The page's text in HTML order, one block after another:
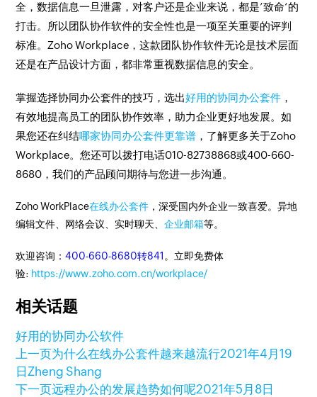
全，数据信息一旦泄露，对客户还是企业来说，都是’致命‘的
打击。所以团队协作软件的安全性也是一项至关重要的评判
标准。Zoho Workplace，这款团队协作软件无论是技术层面
还是在产品设计方面，都非常重视数据信息的安全。
掌握选择协同办公套件的技巧，选出好用的协同办公套件 ，
有效地提高员工的团队协作效率，助力企业更好地发展。如
果您还在纠结哪家协同办公套件更靠谱 ，了解更多关于Zoho
Workplace。您还可以拨打电话010-82738868或400-660-
8680，我们的产品顾问期待与您进一步沟通。
Zoho WorkPlace在线办公套件 ，深受国内外企业一致喜爱。异地
编辑文件、网络会议、实时聊天、企业邮箱等。
欢迎咨询：400-660-8680转841 。立即免费体
验: https://www.zoho.com.cn/workplace/
相关话题
好用的协同办公软件
上一页为什么在线办公套件越来越流行2021年4月19
日Zheng Shang
下一页远程办公的发展趋势如何呢2021年5月8日